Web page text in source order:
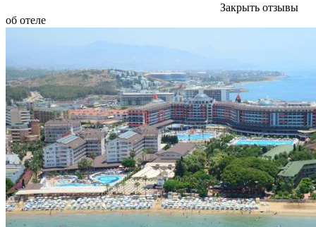
Закрыть отзывы
об отеле